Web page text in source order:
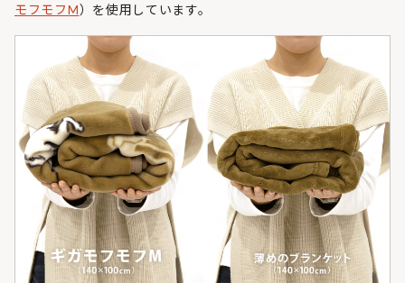
モフモフM）を使用しています。